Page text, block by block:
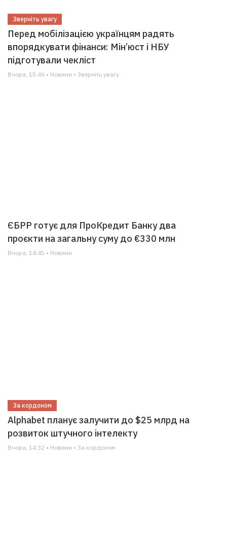
Зверніть увагу
Перед мобілізацією українцям радять
впорядкувати фінанси: Мін’юст і НБУ
підготували чекліст
Вчора, 15:46 • Новини • Зверніть увагу
ЄБРР готує для ПроКредит Банку два
проєкти на загальну суму до €330 млн
Вчора, 14:45 • Новини
За кордоном
Alphabet планує залучити до $25 млрд на
розвиток штучного інтелекту
Вчора, 14:32 • Новини • За кордоном